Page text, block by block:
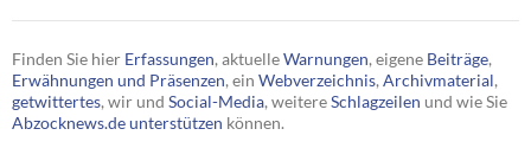
Finden Sie hier Erfassungen, aktuelleWarnungen, eigene Beiträge,
Erwähnungen und Präsenzen, ein Webverzeichnis, Archivmaterial,
getwittertes, wir und Social-Media, weitereSchlagzeilen und wie Sie
Abzocknews.de unterstützen können.